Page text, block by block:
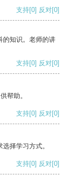
支持[0] 反对[0]
的知识。老师的讲
支持[0] 反对[0]
帮助。
支持[0] 反对[0]
择学习方式。
支持[0] 反对[0]